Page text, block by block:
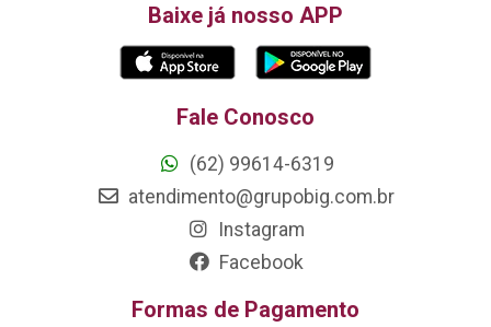
Baixe já nosso APP
Fale Conosco
(62) 99614-6319
atendimento@grupobig.com.br
Instagram
Facebook
Formas de Pagamento